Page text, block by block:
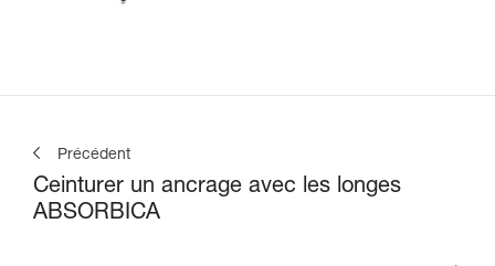
Précédent
Ceinturer un ancrage avec les longes
ABSORBICA